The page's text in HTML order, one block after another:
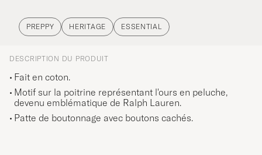
PREPPY HERITAGE ESSENTIAL
DESCRIPTION DU PRODUIT
Fait en coton.
Motif sur la poitrine représentant l'ours en peluche,
devenu emblématique de Ralph Lauren.
Patte de boutonnage avec boutons cachés.